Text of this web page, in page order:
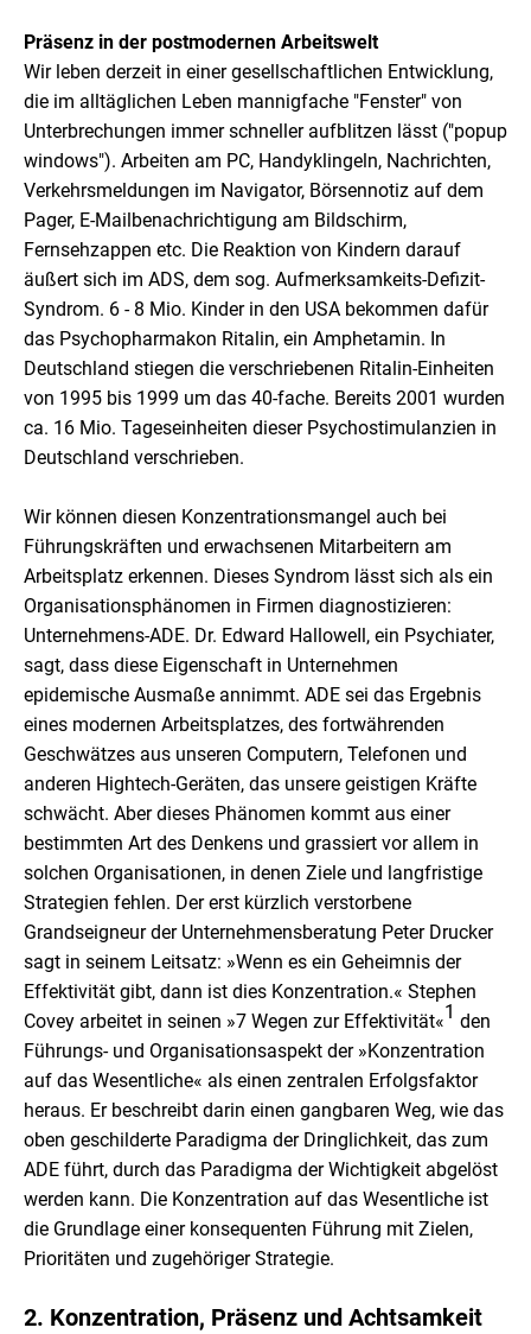
Präsenz in der postmodernen Arbeitswelt
Wir leben derzeit in einer gesellschaftlichen Entwicklung,
die im alltäglichen Leben mannigfache "Fenster" von
Unterbrechungen immer schneller aufblitzen lässt ("popup
windows"). Arbeiten am PC, Handyklingeln, Nachrichten,
Verkehrsmeldungen im Navigator, Börsennotiz auf dem
Pager, E-Mailbenachrichtigung am Bildschirm,
Fernsehzappen etc. Die Reaktion von Kindern darauf
äußert sich im ADS, dem sog. Aufmerksamkeits-Defizit-
Syndrom. 6 - 8 Mio. Kinder in den USA bekommen dafür
das Psychopharmakon Ritalin, ein Amphetamin. In
Deutschland stiegen die verschriebenen Ritalin-Einheiten
von 1995 bis 1999 um das 40-fache. Bereits 2001 wurden
ca. 16 Mio. Tageseinheiten dieser Psychostimulanzien in
Deutschland verschrieben.
Wir können diesen Konzentrationsmangel auch bei
Führungskräften und erwachsenen Mitarbeitern am
Arbeitsplatz erkennen. Dieses Syndrom lässt sich als ein
Organisationsphänomen in Firmen diagnostizieren:
Unternehmens-ADE. Dr. Edward HalloweIl, ein Psychiater,
sagt, dass diese Eigenschaft in Unternehmen
epidemische Ausmaße annimmt. ADE sei das Ergebnis
eines modernen Arbeitsplatzes, des fortwährenden
Geschwätzes aus unseren Computern, Telefonen und
anderen Hightech-Geräten, das unsere geistigen Kräfte
schwächt. Aber dieses Phänomen kommt aus einer
bestimmten Art des Denkens und grassiert vor allem in
solchen Organisationen, in denen Ziele und langfristige
Strategien fehlen. Der erst kürzlich verstorbene
Grandseigneur der Unternehmensberatung Peter Drucker
sagt in seinem Leitsatz: »Wenn es ein Geheimnis der
Effektivität gibt, dann ist dies Konzentration.« Stephen
Covey arbeitet in seinen »7 Wegen zur Effektivität«1 den
Führungs- und Organisationsaspekt der »Konzentration
auf das Wesentliche« als einen zentralen Erfolgsfaktor
heraus. Er beschreibt darin einen gangbaren Weg, wie das
oben geschilderte Paradigma der Dringlichkeit, das zum
ADE führt, durch das Paradigma der Wichtigkeit abgelöst
werden kann. Die Konzentration auf das Wesentliche ist
die Grundlage einer konsequenten Führung mit Zielen,
Prioritäten und zugehöriger Strategie.
2. Konzentration, Präsenz und Achtsamkeit